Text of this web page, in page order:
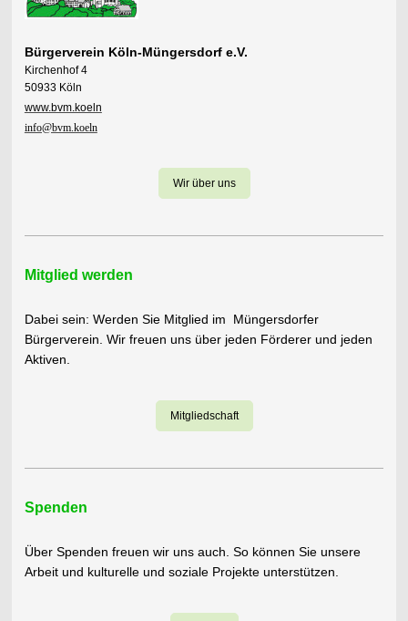
Bürgerverein Köln-Müngersdorf e.V.
Kirchenhof 4
50933 Köln
www.bvm.koeln
info@bvm.koeln
Wir über uns
Mitglied werden
Dabei sein: Werden Sie Mitglied im Müngersdorfer
Bürgerverein. Wir freuen uns über jeden Förderer und jeden
Aktiven.
Mitgliedschaft
Spenden
Über Spenden freuen wir uns auch. So können Sie unsere
Arbeit und kulturelle und soziale Projekte unterstützen.